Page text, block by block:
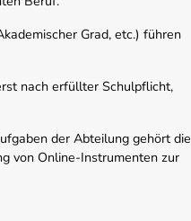
Grad, etc.) führen
nach erfüllter Schulpflicht,
der Abteilung gehört die
von Online-Instrumenten zur